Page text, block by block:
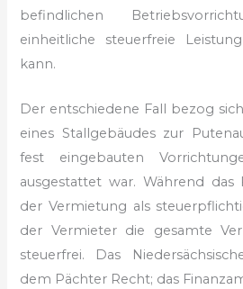
befindlichen
einheitliche steuerfreie
kann.
Der entschiedene Fall bezog
eines Stallgebäudes zur
fest eingebauten
ausgestattet war. Während das
der Vermietung als
der Vermieter die gesamte
steuerfrei. Das
dem Pächter Recht; das